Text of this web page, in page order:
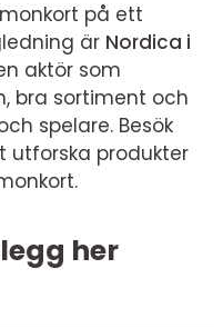
på ett
är Nordica i
aktör som
bra sortiment och
spelare. Besök
utforska produkter
her